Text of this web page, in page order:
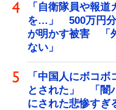
「自衛隊員や報
を…」 500万円分
が明かす被害 「
ない」
「中国人にボコ
とされた」 「闇
にされた悲惨す